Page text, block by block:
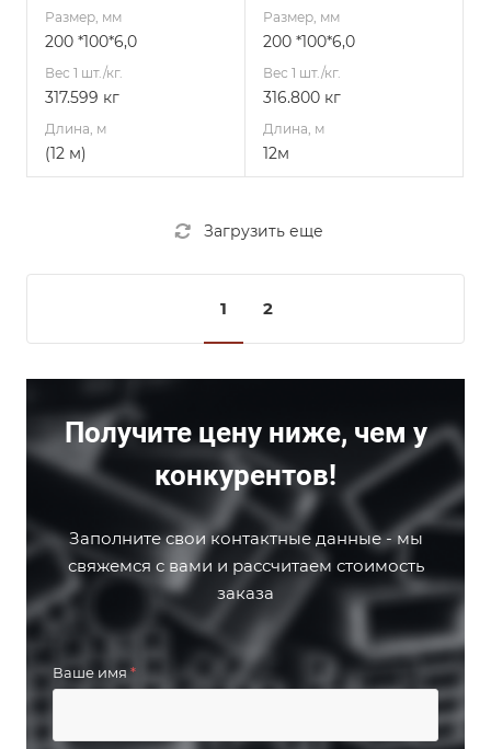
Размер, мм
200 *100*6,0
Вес 1 шт./кг.
317.599 кг
Длина, м
(12 м)
Размер, мм
200 *100*6,0
Вес 1 шт./кг.
316.800 кг
Длина, м
12м
Загрузить еще
1 2
Получите цену ниже, чем у
конкурентов!
Заполните свои контактные данные - мы
свяжемся с вами и рассчитаем стоимость
заказа
Ваше имя *